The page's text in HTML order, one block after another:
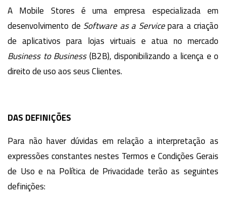
A Mobile Stores é uma empresa especializada em
desenvolvimento de Software as a Servicepara a criação
de aplicativos para lojas virtuais e atua no mercado
Business to Business(B2B), disponibilizando a licença e o
direito de uso aos seus Clientes.
DAS DEFINIÇÕES
Para não haver dúvidas em relação a interpretação as
expressões constantes nestes Termos e Condições Gerais
de Uso e na Política de Privacidade terão as seguintes
definições: